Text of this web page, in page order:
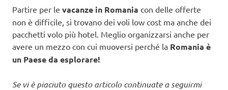
Partire per le vacanze in Romania con delle offerte
non è difficile, si trovano dei voli low cost ma anche dei
pacchetti volo più hotel. Meglio organizzarsi anche per
avere un mezzo con cui muoversi perché la Romania è
un Paese da esplorare!
Se vi è piaciuto questo articolo continuate a seguirmi